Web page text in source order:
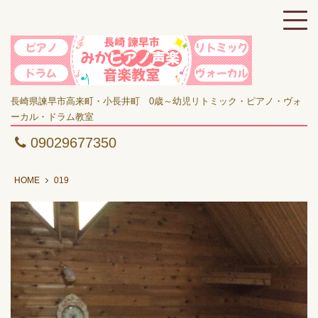
長崎県諫早市高来町・小長井町 0歳～幼児リトミック・ピアノ・ヴォ
ーカル・ドラム教室
09029677350
HOME 019